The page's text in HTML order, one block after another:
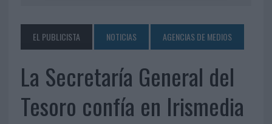
EL PUBLICISTA NOTICIAS AGENCIAS DE MEDIOS
La Secretaría General del
Tesoro confía en Irismedia